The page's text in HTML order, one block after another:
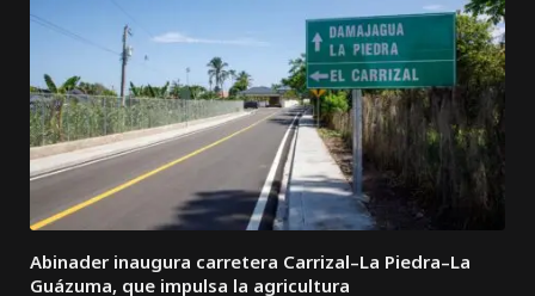
Abinader inaugura carretera Carrizal–La Piedra–La
Guázuma, que impulsa la agricultura